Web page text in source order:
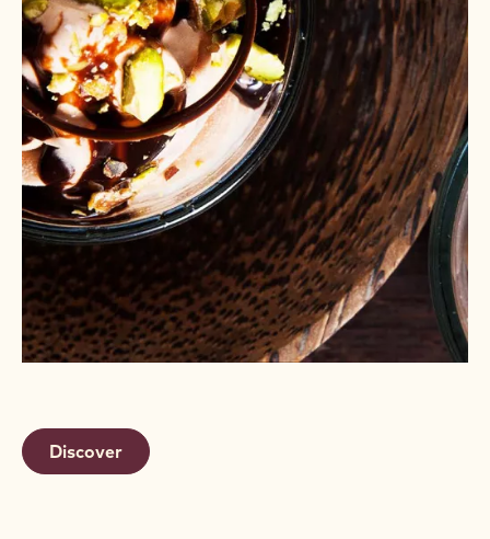
Discover